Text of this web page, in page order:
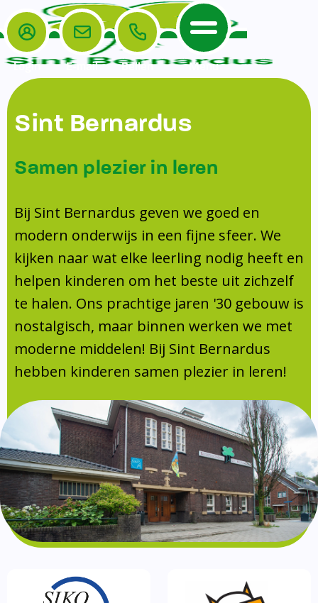
Home
De School
Veiligheidsplan
Onderwijs
Leerlingenraad
Leerlingenzorg
Doorstroomtoets
Jeugdprofessional op school
Centrum Jeugd en Gezin
Schoollogopedie
schoolondersteuningsprofiel
Schooltijden
Absentie
Vakanties
Aanmelden
Schoolgids
Gezonde school
Kinderopvang
BSO
Routebeschrijving
Privacy
Het Team
Ouders
Ouders
TussenSchoolse Opvang (TSO)
Ouderraad (OR)
Medezeggenschapsraad (MR)
Formulieren
Klachtenregeling
Contact
Login E-mail Bellen Menu
Sint Bernardus
Samen plezier in leren
Bij Sint Bernardus geven we goed en
modern onderwijs in een fijne sfeer. We
kijken naar wat elke leerling nodig heeft en
helpen kinderen om het beste uit zichzelf
te halen. Ons prachtige jaren '30 gebouw is
nostalgisch, maar binnen werken we met
moderne middelen! Bij Sint Bernardus
hebben kinderen samen plezier in leren!